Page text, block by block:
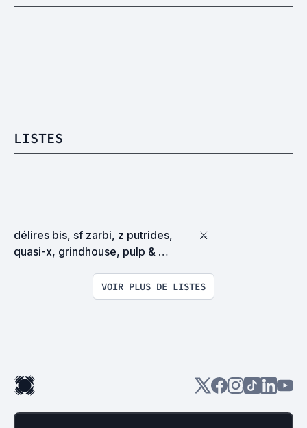
LISTES
délires bis, sf zarbi, z putrides,
quasi-x, grindhouse, pulp &
⚔
VOIR PLUS DE LISTES